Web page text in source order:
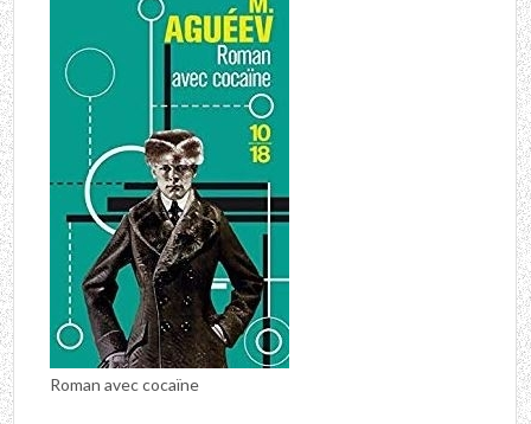
Roman avec cocaïne